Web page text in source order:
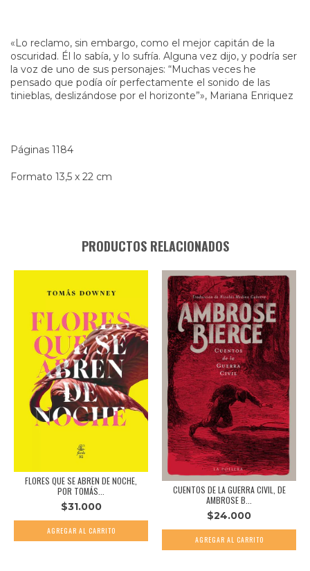
«Lo reclamo, sin embargo, como el mejor capitán de la
oscuridad. Él lo sabía, y lo sufría. Alguna vez dijo, y podría ser
la voz de uno de sus personajes: “Muchas veces he
pensado que podía oír perfectamente el sonido de las
tinieblas, deslizándose por el horizonte”», Mariana Enriquez
Páginas 1184
Formato 13,5 x 22 cm
PRODUCTOS RELACIONADOS
FLORES QUE SE ABREN DE NOCHE,
POR TOMÁS...
$31.000
CUENTOS DE LA GUERRA CIVIL, DE
AMBROSE B...
$24.000